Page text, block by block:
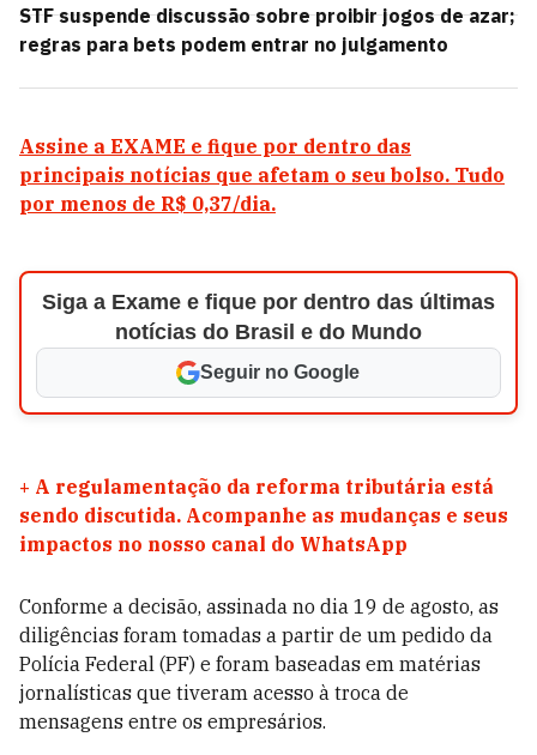
STF suspende discussão sobre proibir jogos de azar;
regras para bets podem entrar no julgamento
Assine a EXAME e fique por dentro das
principais notícias que afetam o seu bolso. Tudo
por menos de R$ 0,37/dia.
Siga a Exame e fique por dentro das últimas
notícias do Brasil e do Mundo
Seguir no Google
+ A regulamentação da reforma tributária está
sendo discutida. Acompanhe as mudanças e seus
impactos no nosso canal do WhatsApp
Conforme a decisão, assinada no dia 19 de agosto, as
diligências foram tomadas a partir de um pedido da
Polícia Federal (PF) e foram baseadas em matérias
jornalísticas que tiveram acesso à troca de
mensagens entre os empresários.